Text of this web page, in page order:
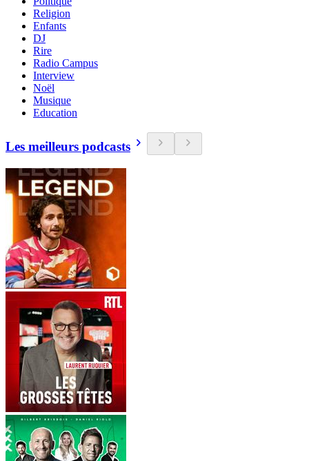
Religion
Enfants
DJ
Rire
Radio Campus
Interview
Noël
Musique
Education
Les meilleurs podcasts